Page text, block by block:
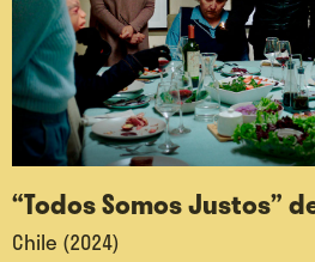
“Todos Somos Justos”
Chile (2024)